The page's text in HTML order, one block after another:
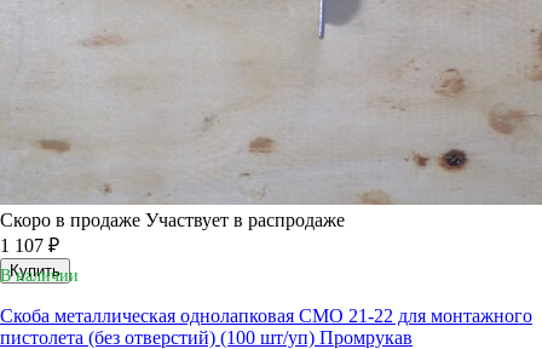
Скоро в продаже Участвует в распродаже
1 107 ₽
Купить
В наличии
Скоба металлическая однолапковая СМО 21-22 для монтажного
пистолета (без отверстий) (100 шт/уп) Промрукав